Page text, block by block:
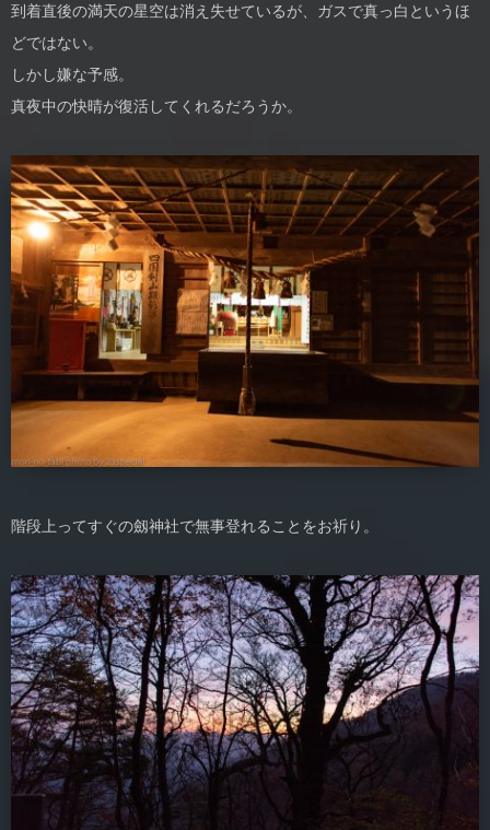
到着直後の満天の星空は消え失せているが、ガスで真っ白というほ
どではない。
しかし嫌な予感。
真夜中の快晴が復活してくれるだろうか。
階段上ってすぐの劔神社で無事登れることをお祈り。